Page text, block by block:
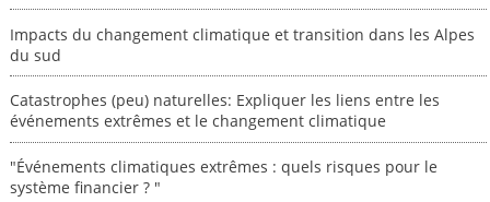
Impacts du changement climatique et transition dans les Alpes
du sud
Catastrophes (peu) naturelles: Expliquer les liens entre les
événements extrêmes et le changement climatique
"Événements climatiques extrêmes : quels risques pour le
système financier ? "